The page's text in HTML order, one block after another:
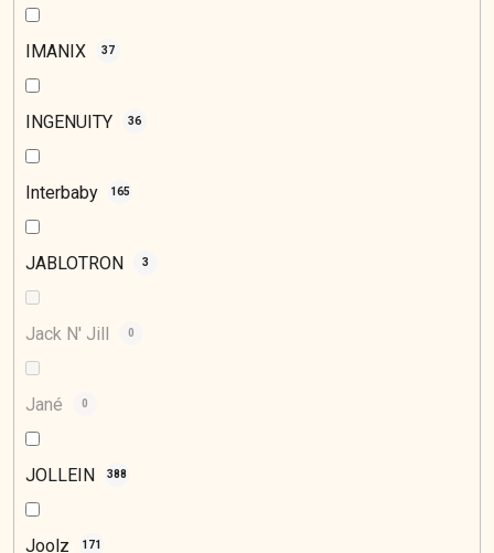
IMANIX 37
INGENUITY 36
Interbaby 165
JABLOTRON 3
Jack N' Jill 0
Jané 0
JOLLEIN 388
Joolz 171